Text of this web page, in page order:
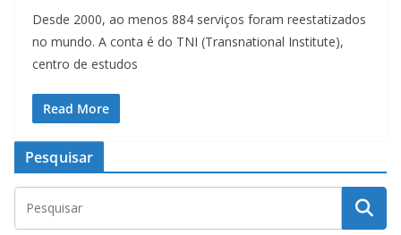
Desde 2000, ao menos 884 serviços foram reestatizados
no mundo. A conta é do TNI (Transnational Institute),
centro de estudos
Read More
Pesquisar